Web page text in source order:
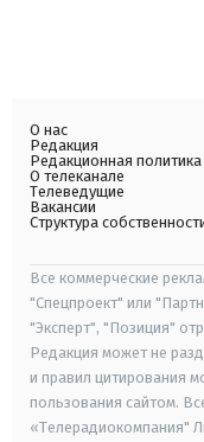
О нас
Редакция
Редакционная политика
О телеканале
Телеведущие
Вакансии
Структура
Все коммерческие
"Спецпроект" или
"Эксперт", "Позиция"
Редакция может не
и правил цитирования
пользования сайтом.
«Телерадиокомпания"